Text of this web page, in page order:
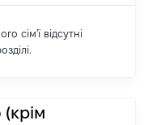
сім'ї відсутні